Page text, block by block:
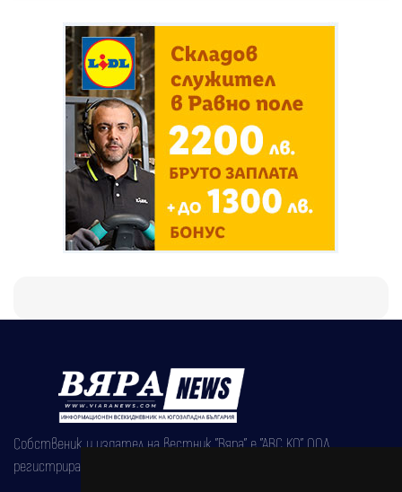
Собственик и издател на вестник "Вяра" е "АВС КО" ООД,
регистрирана на 08.05.2002 година.